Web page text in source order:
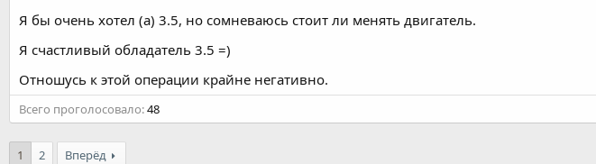
ы
л
Я бы очень хотел (а) 3.5, но сомневаюсь стоит ли менять двигатель.
Я счастливый обладатель 3.5 =)
Отношусь к этой операции крайне негативно.
Всего проголосовало 48
1 2 Вперёд